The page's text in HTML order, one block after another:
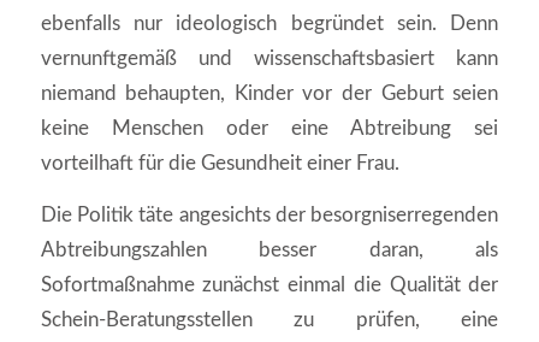
ebenfalls nur ideologisch begründet sein. Denn
vernunftgemäß und wissenschaftsbasiert kann
niemand behaupten, Kinder vor der Geburt seien
keine Menschen oder eine Abtreibung sei
vorteilhaft für die Gesundheit einer Frau.
Die Politik täte angesichts der besorgniserregenden
Abtreibungszahlen besser daran, als
Sofortmaßnahme zunächst einmal die Qualität der
Schein-Beratungsstellen zu prüfen, eine